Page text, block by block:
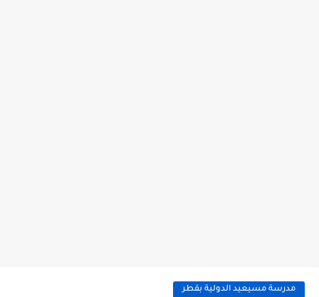
مدرسة مسيعيد الدولية بقطر